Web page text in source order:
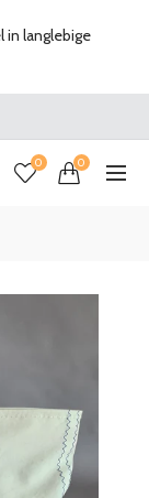
0 0
in langlebige